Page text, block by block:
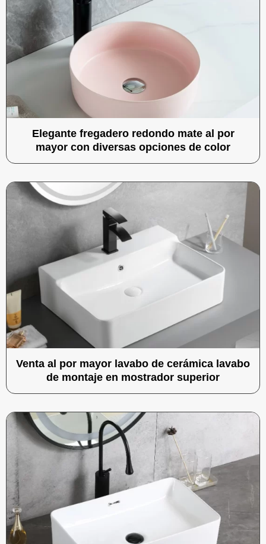
Elegante fregadero redondo mate al por
mayor con diversas opciones de color
Venta al por mayor lavabo de cerámica lavabo
de montaje en mostrador superior